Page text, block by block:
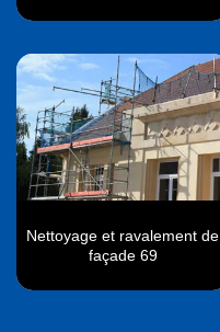
Nettoyage et ravalement de
façade 69